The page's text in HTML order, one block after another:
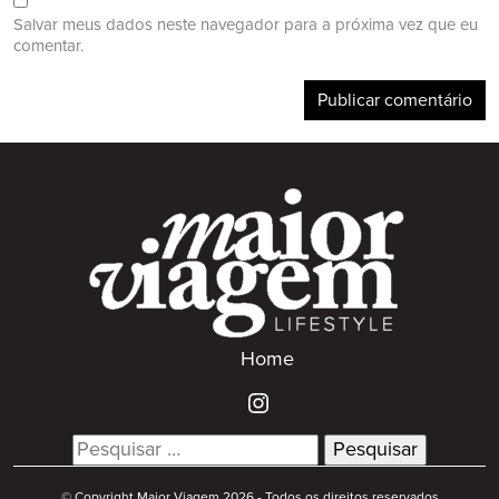
Salvar meus dados neste navegador para a próxima vez que eu
comentar.
Home
Search
for: